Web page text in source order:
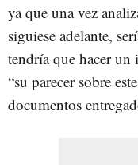
ya que una vez
siguiese adelante,
tendría que hacer
“su parecer sobre
documentos